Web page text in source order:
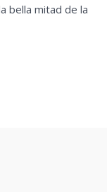
bella mitad de la